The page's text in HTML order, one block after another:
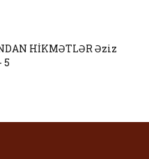
HİKMƏTLƏR Əziz
5